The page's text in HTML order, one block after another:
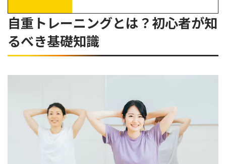
中級者向け｜筋力アップを狙う1週間メニュー
効率的なメニューの組み方のポイント
自重で効果が出にくいときは？パーソナルトレーニングの活
自重トレーニングに関するよくある質問
自重トレーニングとは？初心者が知
るべき基礎知識